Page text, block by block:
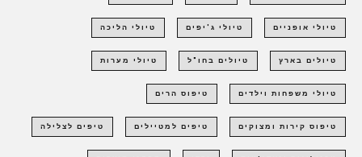
טיולי אופניים טיולי ג'יפים טיולי הליכה
טיולים בארץ טיולים בחו"ל טיולי מערות
טיולי משפחות וילדים טיפוס הרים
טיפוס קירות ומצוקים טיפים למטיילים טיפים לצלילה